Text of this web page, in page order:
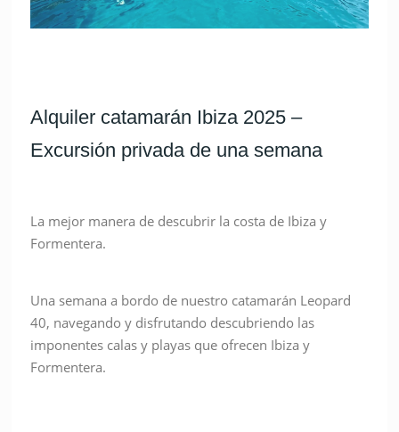
Alquiler catamarán Ibiza 2025 –
Excursión privada de una semana
La mejor manera de descubrir la costa de Ibiza y
Formentera.
Una semana a bordo de nuestro catamarán Leopard
40, navegando y disfrutando descubriendo las
imponentes calas y playas que ofrecen Ibiza y
Formentera.